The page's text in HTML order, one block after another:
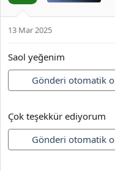
13 Mar 2025
Saol yeğenim
Gönderi otomatik
Çok teşekkür ediyorum
Gönderi otomatik